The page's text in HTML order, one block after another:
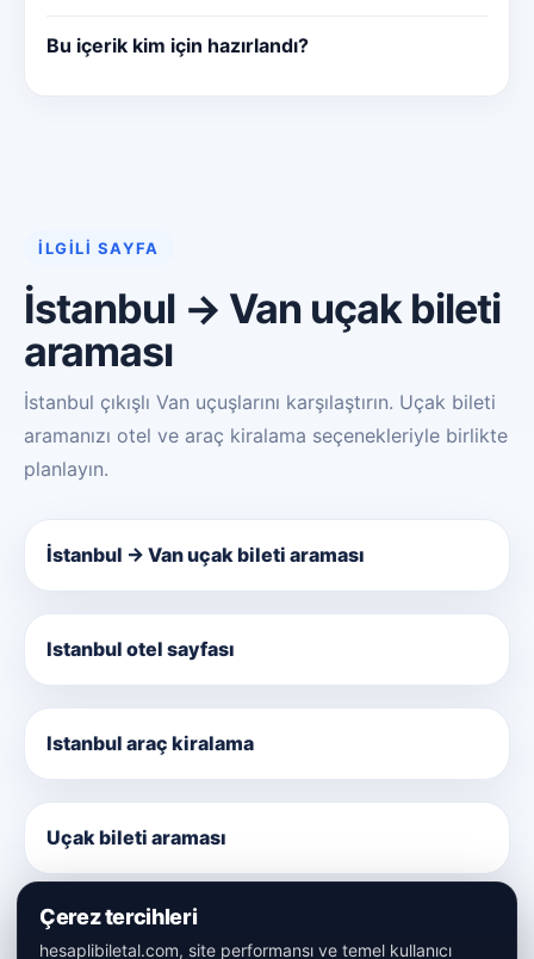
Bu içerik kim için hazırlandı?
İLGILI SAYFA
İstanbul → Van uçak bileti
araması
İstanbul çıkışlı Van uçuşlarını karşılaştırın. Uçak bileti
aramanızı otel ve araç kiralama seçenekleriyle birlikte
planlayın.
İstanbul → Van uçak bileti araması
Istanbul otel sayfası
Istanbul araç kiralama
Uçak bileti araması
Çerez tercihleri
hesaplibiletal.com, site performansı ve temel kullanıcı